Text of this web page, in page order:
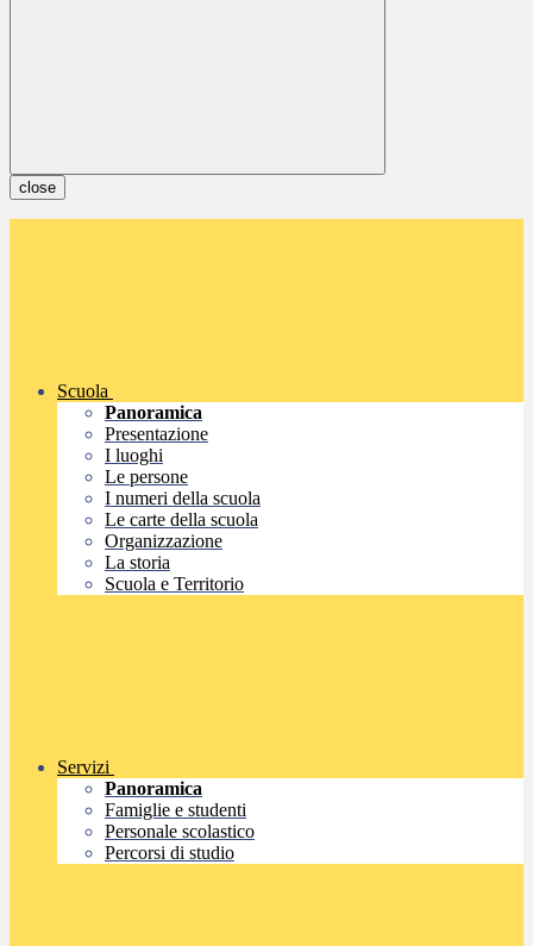
close
Scuola
Panoramica
Presentazione
I luoghi
Le persone
I numeri della scuola
Le carte della scuola
Organizzazione
La storia
Scuola e Territorio
Servizi
Panoramica
Famiglie e studenti
Personale scolastico
Percorsi di studio